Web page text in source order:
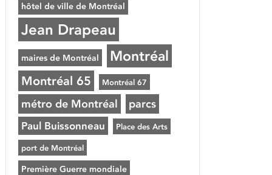
hôtel de ville de Montréal
Jean Drapeau
maires de Montréal Montréal
Montréal 65 Montréal 67
métro de Montréal parcs
Paul Buissonneau Place des Arts
port de Montréal
Première Guerre mondiale